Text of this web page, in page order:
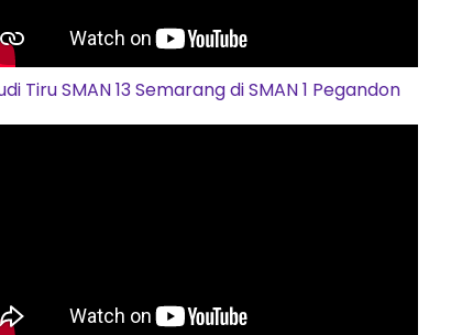
Tiru SMAN 13 Semarang di SMAN 1 Pegandon